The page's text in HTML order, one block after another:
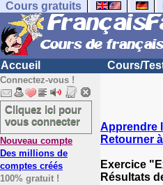
Cours gratuits
Accueil Cours/
Connectez-vous !
Cliquez ici pour
vous connecter
Nouveau compte
Des millions de
comptes créés
100% gratuit !
Apprendre
Retourner
Exercice
Résultats